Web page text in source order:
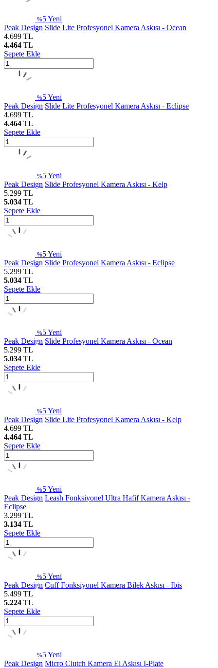
%5Yeni
Peak Design Slide Lite Profesyonel Kamera Askısı - Ocean
4.699 TL
4.464 TL
Sepete Ekle
%5Yeni
Peak Design Slide Lite Profesyonel Kamera Askısı - Eclipse
4.699 TL
4.464 TL
Sepete Ekle
%5Yeni
Peak Design Slide Profesyonel Kamera Askısı - Kelp
5.299 TL
5.034 TL
Sepete Ekle
%5Yeni
Peak Design Slide Profesyonel Kamera Askısı - Eclipse
5.299 TL
5.034 TL
Sepete Ekle
%5Yeni
Peak Design Slide Profesyonel Kamera Askısı - Ocean
5.299 TL
5.034 TL
Sepete Ekle
%5Yeni
Peak Design Slide Lite Profesyonel Kamera Askısı - Kelp
4.699 TL
4.464 TL
Sepete Ekle
%5Yeni
Peak Design Leash Fonksiyonel Ultra Hafif Kamera Askısı -
Eclipse
3.299 TL
3.134 TL
Sepete Ekle
%5Yeni
Peak Design Cuff Fonksiyonel Kamera Bilek Askısı - Ibis
5.499 TL
5.224 TL
Sepete Ekle
%5Yeni
Peak Design Micro Clutch Kamera El Askısı I-Plate